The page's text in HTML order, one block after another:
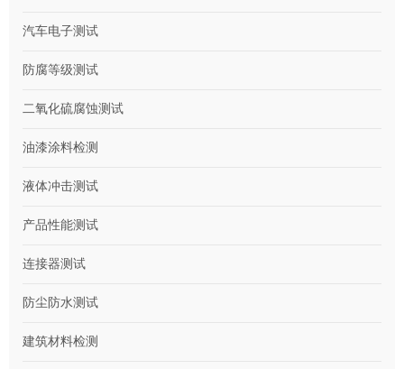
汽车电子测试
防腐等级测试
二氧化硫腐蚀测试
油漆涂料检测
液体冲击测试
产品性能测试
连接器测试
防尘防水测试
建筑材料检测